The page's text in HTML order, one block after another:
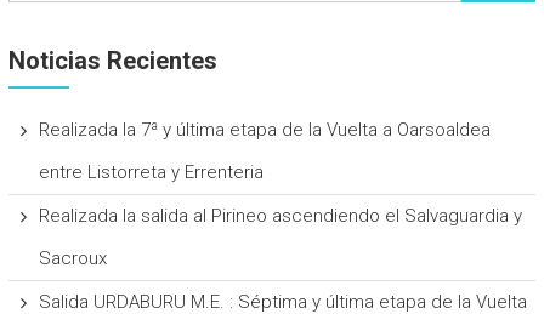
Noticias Recientes
Realizada la 7ª y última etapa de la Vuelta a Oarsoaldea
entre Listorreta y Errenteria
Realizada la salida al Pirineo ascendiendo el Salvaguardia y
Sacroux
Salida URDABURU M.E. : Séptima y última etapa de la Vuelta